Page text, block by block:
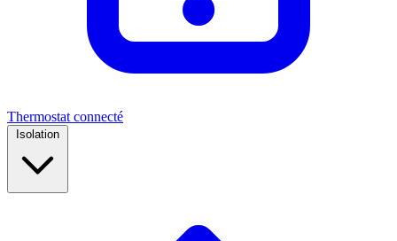
Thermostat connecté